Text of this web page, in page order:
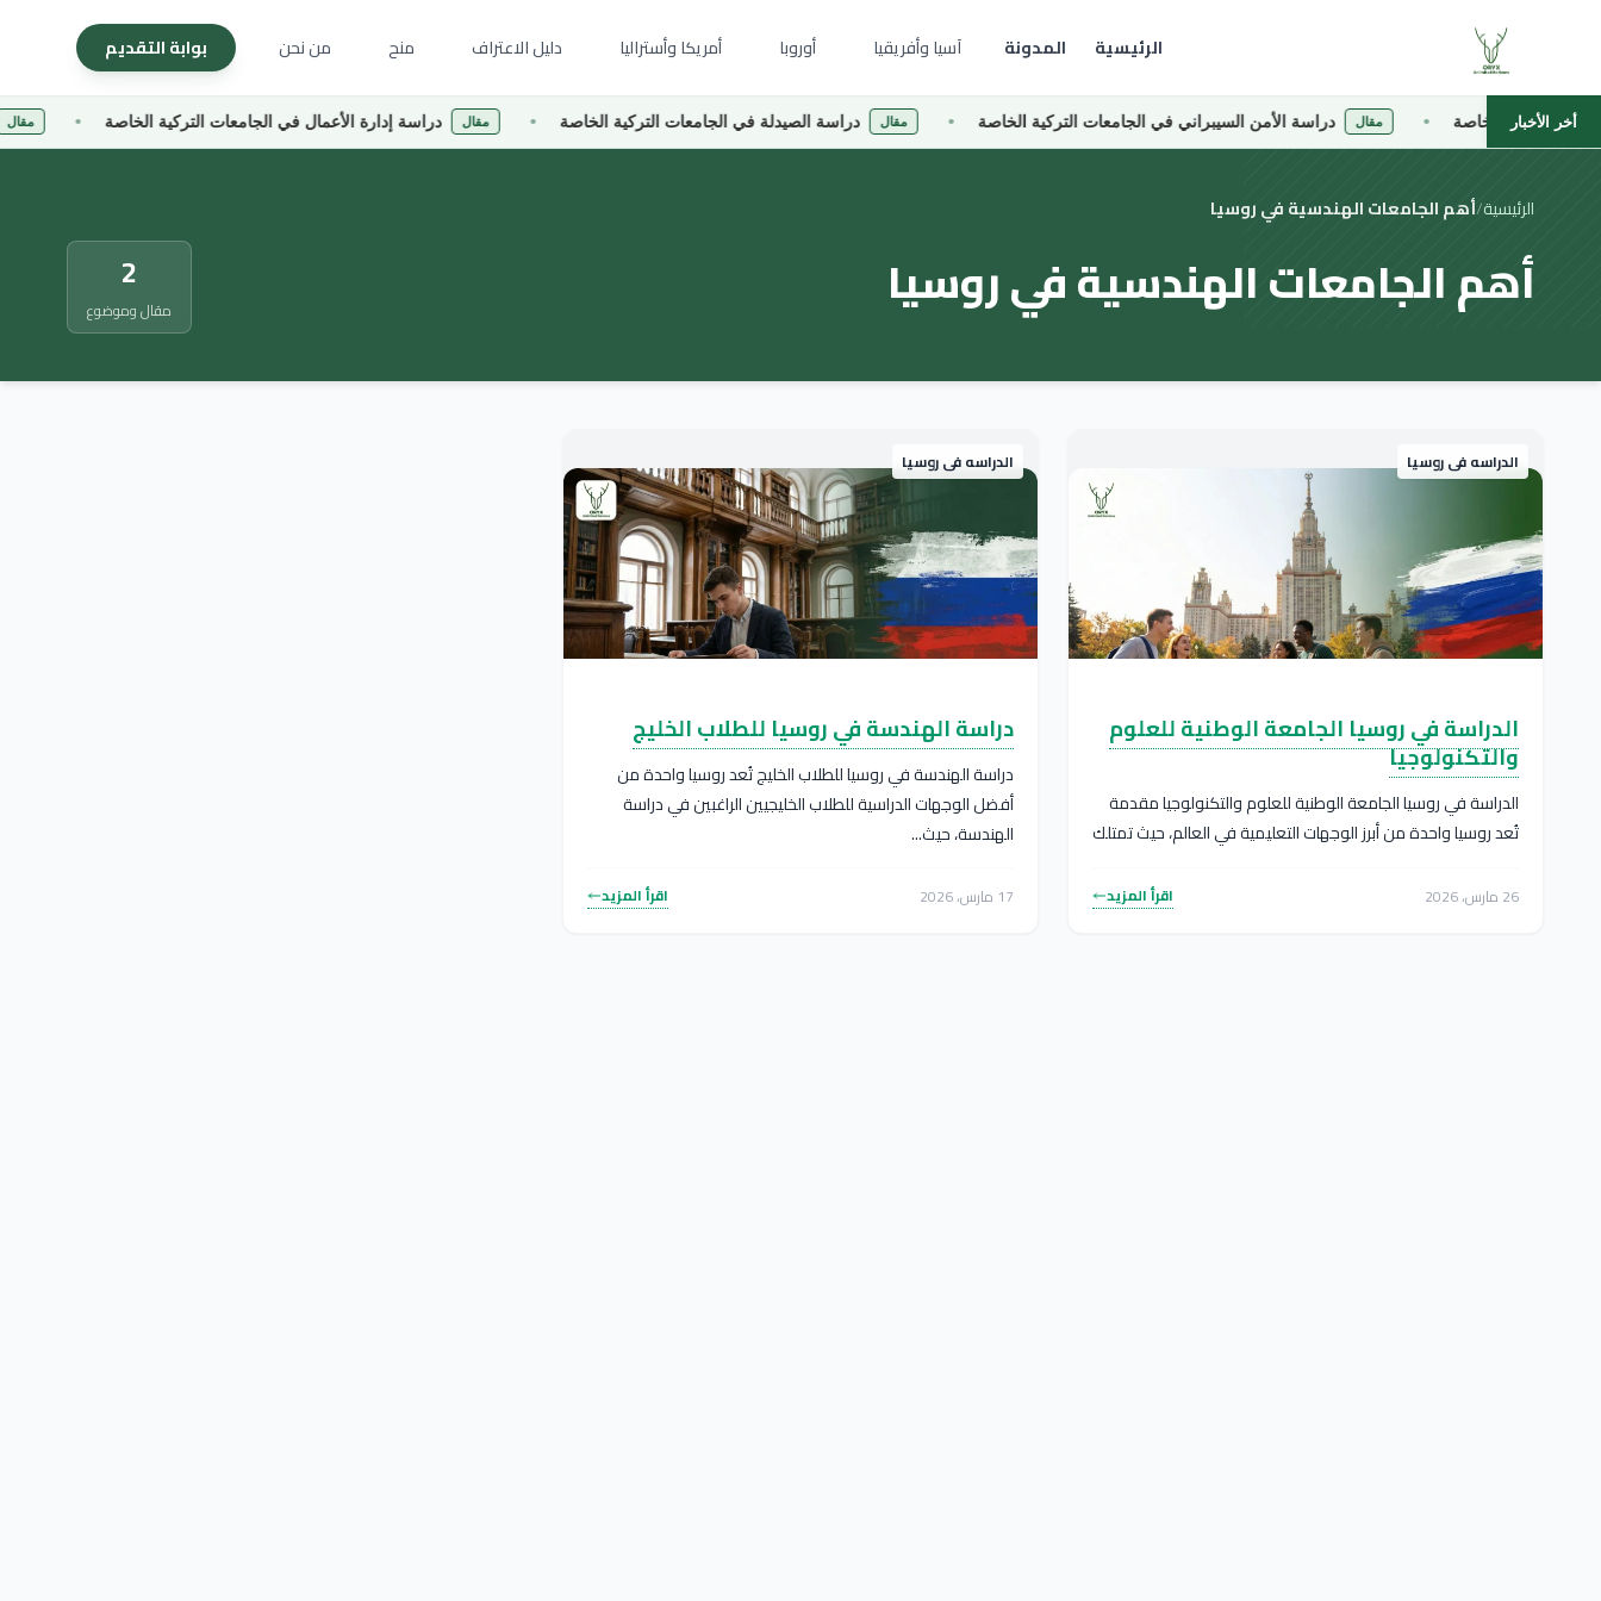
الرئيسية المدونة آسيا وأفريقيا أوروبا أمريكا وأستراليا دليل الاعتراف منح من نحن بوابة التقديم
أخر الأخبار
التركية الخاصة دراسة الأمن السيبراني في الجامعات التركية الخاصة دراسة الصيدلة في الجامعات التركية الخاصة دراسة إدارة الأعمال في الجامعات التركية الخاصة
الرئيسية/أهم الجامعات الهندسية في روسيا
أهم الجامعات الهندسية في روسيا 2
مقال وموضوع
الدراسه فى روسيا
الدراسة في روسيا الجامعة الوطنية للعلوم
والتكنولوجيا
الدراسة في روسيا الجامعة الوطنية للعلوم والتكنولوجيا مقدمة
تُعد روسيا واحدة من أبرز الوجهات التعليمية في العالم، حيث تمتلك
26 مارس، 2026 اقرأ المزيد
الدراسه فى روسيا
دراسة الهندسة في روسيا للطلاب الخليج
دراسة الهندسة في روسيا للطلاب الخليج تُعد روسيا واحدة من
أفضل الوجهات الدراسية للطلاب الخليجيين الراغبين في دراسة
الهندسة، حيث...
17 مارس، 2026 اقرأ المزيد